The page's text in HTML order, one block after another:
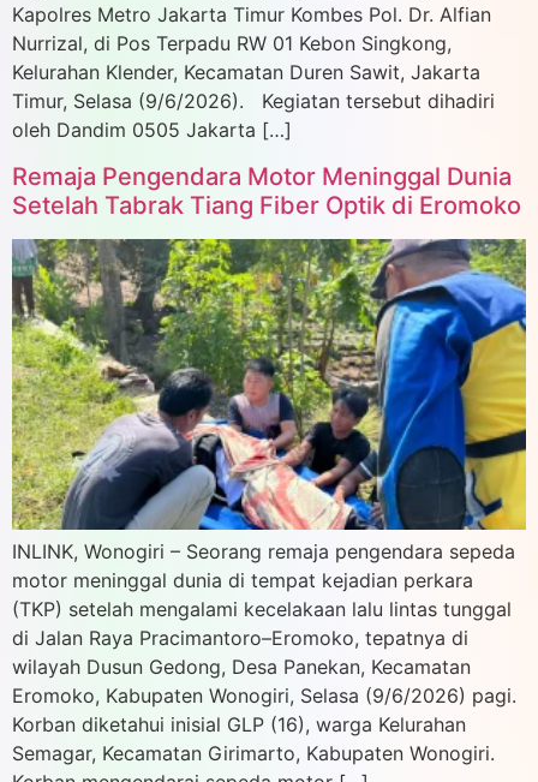
Kapolres Metro Jakarta Timur Kombes Pol. Dr. Alfian
Nurrizal, di Pos Terpadu RW 01 Kebon Singkong,
Kelurahan Klender, Kecamatan Duren Sawit, Jakarta
Timur, Selasa (9/6/2026). Kegiatan tersebut dihadiri
oleh Dandim 0505 Jakarta […]
Remaja Pengendara Motor Meninggal Dunia
Setelah Tabrak Tiang Fiber Optik di Eromoko
INLINK, Wonogiri – Seorang remaja pengendara sepeda
motor meninggal dunia di tempat kejadian perkara
(TKP) setelah mengalami kecelakaan lalu lintas tunggal
di Jalan Raya Pracimantoro–Eromoko, tepatnya di
wilayah Dusun Gedong, Desa Panekan, Kecamatan
Eromoko, Kabupaten Wonogiri, Selasa (9/6/2026) pagi.
Korban diketahui inisial GLP (16), warga Kelurahan
Semagar, Kecamatan Girimarto, Kabupaten Wonogiri.